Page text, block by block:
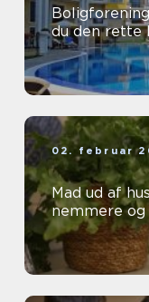
Boligforeninger
du den rette
02. februar
Mad ud af
nemmere